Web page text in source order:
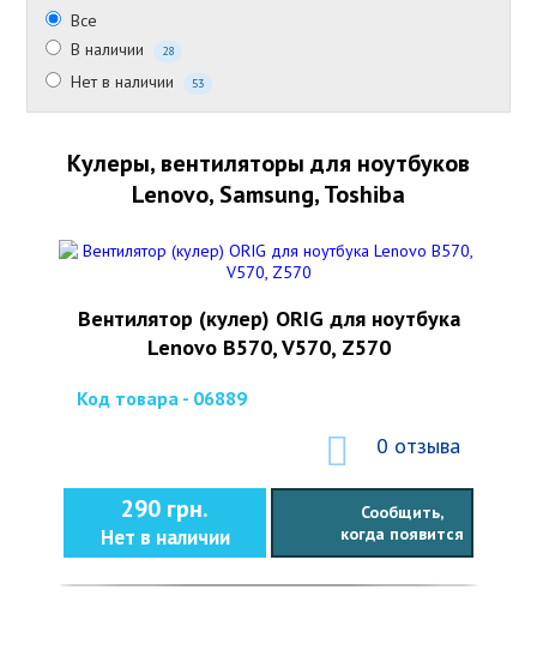
Все
В наличии
28
Нет в наличии 53
Кулеры, вентиляторы для ноутбуков
Lenovo, Samsung, Toshiba
Вентилятор (кулер) ORIG для ноутбука
Lenovo B570, V570, Z570
Код товара - 06889
0 отзыва
290 грн.
Нет в наличии
Сообщить,
когда появится